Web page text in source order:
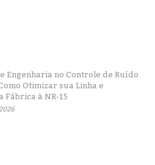
Engenharia no Controle de Ruído
Otimizar sua Linha e
à NR-15